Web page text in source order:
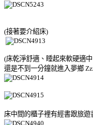
(接著要介紹床)
(床乾淨舒適、睡起來軟硬適
還是不到一分鐘就進入夢鄉
床中間的櫃子裡有經書跟旅遊